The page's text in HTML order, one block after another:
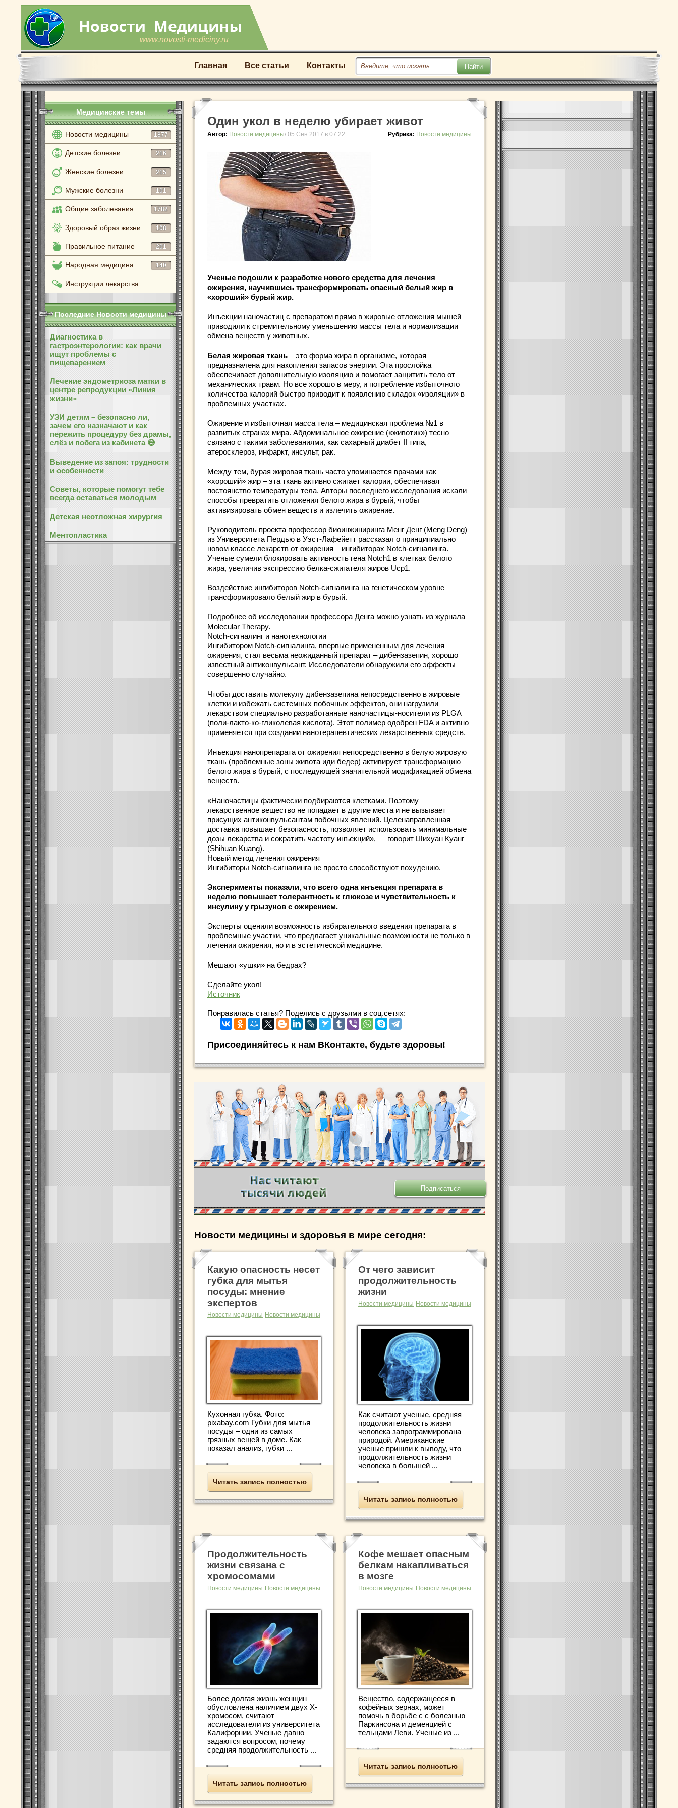
www.novosti-mediciny.ru
Главная Все статьи Контакты
Медицинские темы
Новости медицины 1877
Детские болезни 216
Женские болезни 215
Мужские болезни 101
Общие заболевания 1782
Здоровый образ жизни 108
Правильное питание 201
Народная медицина 140
Инструкции лекарства
Последние Новости медицины
Диагностика в
гастроэнтерологии: как врачи
ищут проблемы с
пищеварением
Лечение эндометриоза матки в
центре репродукции «Линия
жизни»
УЗИ детям – безопасно ли,
зачем его назначают и как
пережить процедуру без драмы,
слёз и побега из кабинета 😅
Выведение из запоя: трудности
и особенности
Советы, которые помогут тебе
всегда оставаться молодым
Детская неотложная хирургия
Ментопластика
Один укол в неделю убирает живот
Автор: Новости медицины/ 05 Сен 2017 в 07:22 Рубрика: Новости медицины
Ученые подошли к разработке нового средства для лечения
ожирения, научившись трансформировать опасный белый жир в
«хороший» бурый жир.
Инъекции наночастиц с препаратом прямо в жировые отложения мышей
приводили к стремительному уменьшению массы тела и нормализации
обмена веществ у животных.
Белая жировая ткань – это форма жира в организме, которая
предназначена для накопления запасов энергии. Эта прослойка
обеспечивает дополнительную изоляцию и помогает защитить тело от
механических травм. Но все хорошо в меру, и потребление избыточного
количества калорий быстро приводит к появлению складок «изоляции» в
проблемных участках.
Ожирение и избыточная масса тела – медицинская проблема №1 в
развитых странах мира. Абдоминальное ожирение («животик») тесно
связано с такими заболеваниями, как сахарный диабет II типа,
атеросклероз, инфаркт, инсульт, рак.
Между тем, бурая жировая ткань часто упоминается врачами как
«хороший» жир – эта ткань активно сжигает калории, обеспечивая
постоянство температуры тела. Авторы последнего исследования искали
способы превратить отложения белого жира в бурый, чтобы
активизировать обмен веществ и излечить ожирение.
Руководитель проекта профессор биоинжиниринга Менг Денг (Meng Deng)
из Университета Пердью в Уэст-Лафейетт рассказал о принципиально
новом классе лекарств от ожирения – ингибиторах Notch-сигналинга.
Ученые сумели блокировать активность гена Notch1 в клетках белого
жира, увеличив экспрессию белка-сжигателя жиров Ucp1.
Воздействие ингибиторов Notch-сигналинга на генетическом уровне
трансформировало белый жир в бурый.
Подробнее об исследовании профессора Денга можно узнать из журнала
Molecular Therapy.
Notch-сигналинг и нанотехнологии
Ингибитором Notch-сигналинга, впервые примененным для лечения
ожирения, стал весьма неожиданный препарат – дибензазепин, хорошо
известный антиконвульсант. Исследователи обнаружили его эффекты
совершенно случайно.
Чтобы доставить молекулу дибензазепина непосредственно в жировые
клетки и избежать системных побочных эффектов, они нагрузили
лекарством специально разработанные наночастицы-носители из PLGA
(поли-лакто-ко-гликолевая кислота). Этот полимер одобрен FDA и активно
применяется при создании нанотерапевтических лекарственных средств.
Инъекция нанопрепарата от ожирения непосредственно в белую жировую
ткань (проблемные зоны живота иди бедер) активирует трансформацию
белого жира в бурый, с последующей значительной модификацией обмена
веществ.
«Наночастицы фактически подбираются клетками. Поэтому
лекарственное вещество не попадает в другие места и не вызывает
присущих антиконвульсантам побочных явлений. Целенаправленная
доставка повышает безопасность, позволяет использовать минимальные
дозы лекарства и сократить частоту инъекций», — говорит Шихуан Куанг
(Shihuan Kuang).
Новый метод лечения ожирения
Ингибиторы Notch-сигналинга не просто способствуют похудению.
Эксперименты показали, что всего одна инъекция препарата в
неделю повышает толерантность к глюкозе и чувствительность к
инсулину у грызунов с ожирением.
Эксперты оценили возможность избирательного введения препарата в
проблемные участки, что предлагает уникальные возможности не только в
лечении ожирения, но и в эстетической медицине.
Мешают «ушки» на бедрах?
Сделайте укол!
Источник
Понравилась статья? Поделись с друзьями в соц.сетях:
Присоединяйтесь к нам ВКонтакте, будьте здоровы!
.
Новости медицины и здоровья в мире сегодня:
Какую опасность несет
губка для мытья
посуды: мнение
экспертов
Новости медицины Новости медицины
Кухонная губка. Фото:
pixabay.com Губки для мытья
посуды – одни из самых
грязных вещей в доме. Как
показал анализ, губки ...
Читать запись полностью
От чего зависит
продолжительность
жизни
Новости медицины Новости медицины
Как считают ученые, средняя
продолжительность жизни
человека запрограммирована
природой. Американские
ученые пришли к выводу, что
продолжительность жизни
человека в большей ...
Читать запись полностью
Продолжительность
жизни связана с
хромосомами
Новости медицины Новости медицины
Более долгая жизнь женщин
обусловлена наличием двух Х-
хромосом, считают
исследователи из университета
Калифорнии. Ученые давно
задаются вопросом, почему
средняя продолжительность ...
Читать запись полностью
Кофе мешает опасным
белкам накапливаться
в мозге
Новости медицины Новости медицины
Вещество, содержащееся в
кофейных зернах, может
помочь в борьбе с с болезнью
Паркинсона и деменцией с
тельцами Леви. Ученые из ...
Читать запись полностью